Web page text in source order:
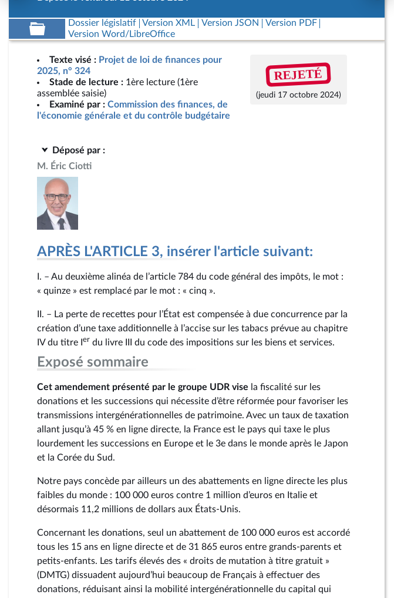
Date de dépôt
12 octobre 2024
12 octobre 2024
13 octobre 2024
12 octobre 2024
12 octobre 2024
13 octobre 2024
13 octobre 2024
13 octobre 2024
13 octobre 2024
13 octobre 2024
Dossier législatif Version XML Version JSON
Version PDF
Version Word/LibreOffice
Texte visé : Projet de loi de finances pour
2025, n° 324
Stade de lecture : 1ère lecture (1ère
assemblée saisie)
Examiné par : Commission des finances, de
l'économie générale et du contrôle budgétaire
REJETÉ
(jeudi 17 octobre 2024)
Déposé par :
M. Éric Ciotti
APRÈS L'ARTICLE 3, insérer l'article suivant:
I. – Au deuxième alinéa de l’article 784 du code général des impôts, le mot :
« quinze » est remplacé par le mot : « cinq ».
II. – La perte de recettes pour l’État est compensée à due concurrence par la
création d’une taxe additionnelle à l’accise sur les tabacs prévue au chapitre
IV du titre I er du livre III du code des impositions sur les biens et services.
Exposé sommaire
Cet amendement présenté par le groupe UDR vise la fiscalité sur les
donations et les successions qui nécessite d’être réformée pour favoriser les
transmissions intergénérationnelles de patrimoine. Avec un taux de taxation
allant jusqu’à 45 % en ligne directe, la France est le pays qui taxe le plus
lourdement les successions en Europe et le 3e dans le monde après le Japon
et la Corée du Sud.
Notre pays concède par ailleurs un des abattements en ligne directe les plus
faibles du monde : 100 000 euros contre 1 million d’euros en Italie et
désormais 11,2 millions de dollars aux États-Unis.
Concernant les donations, seul un abattement de 100 000 euros est accordé
tous les 15 ans en ligne directe et de 31 865 euros entre grands-parents et
petits-enfants. Les tarifs élevés des « droits de mutation à titre gratuit »
(DMTG) dissuadent aujourd’hui beaucoup de Français à effectuer des
donations, réduisant ainsi la mobilité intergénérationnelle du capital qui